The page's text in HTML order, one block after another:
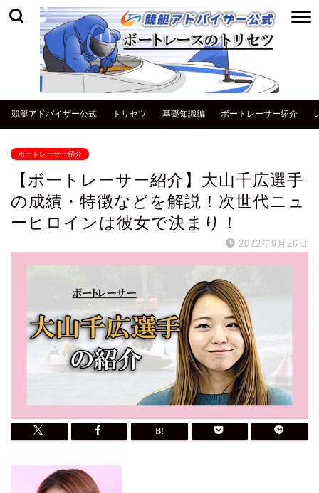
競艇アドバイザー公式 トリセツ 基礎知識編 ボートレーサー紹介
ボートレーサー紹介
【ボートレーサー紹介】大山千広選手
の成績・特徴などを解説！次世代ニュ
ーヒロインは彼女で決まり！
2022年9月26日